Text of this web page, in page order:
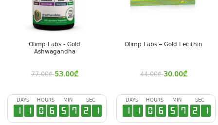
Olimp Labs - Gold
Ashwagandha
77.00₾ 53.00₾
Olimp Labs – Gold Lecithin
44.00₾ 30.00₾
DAYS
1 1
HOURS
0 6
MIN
5 7
SEC
2 0
DAYS
1 1
HOURS
0 6
MIN
5 7
SEC
2 0